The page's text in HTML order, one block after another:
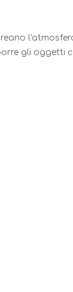
gli oggetti